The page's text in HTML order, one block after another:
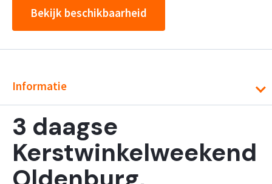
Bekijk beschikbaarheid
Informatie
3 daagse
Kerstwinkelweekend